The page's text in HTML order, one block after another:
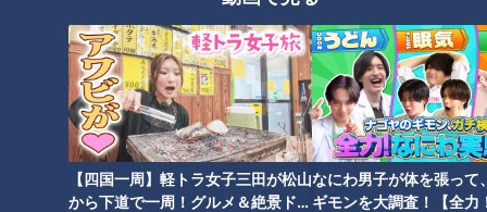
【四国一周】軽トラ女子三田が松山
から下道で一周！グルメ＆絶景ドラ
なにわ男子が体を張って
ギモンを大調査！【全力
生徒は15～88歳 半数が外国籍
日本で暮らすため、言葉や基礎学力を身につけたい。学ぶこと
で、失われた時間を取り戻したい。そうした外国人や日本人の
若い世代も通っています。生徒は15歳から88歳までの46人。
その半数が外国籍です。